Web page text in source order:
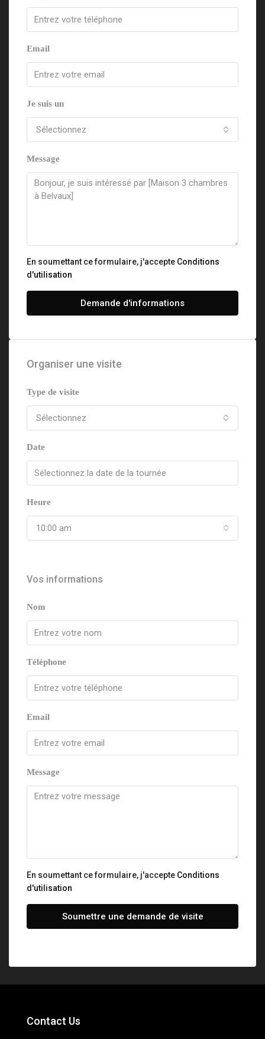
Email
Je suis un
Sélectionnez
Message
En soumettant ce formulaire, j'accepte Conditions
d'utilisation
Demande d'informations
Organiser une visite
Type de visite
Sélectionnez
Date
Heure
10:00 am
Vos informations
Nom
Téléphone
Email
Message
En soumettant ce formulaire, j'accepte Conditions
d'utilisation
Soumettre une demande de visite
Contact Us